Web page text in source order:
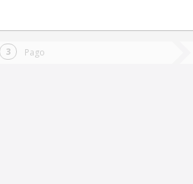
Pago